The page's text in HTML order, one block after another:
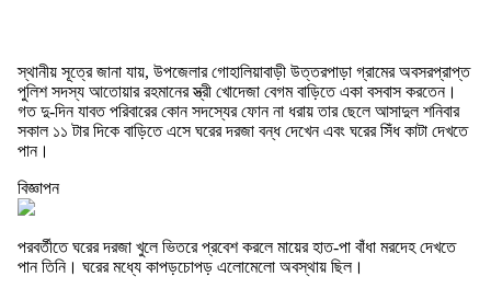
স্থানীয় সূত্রে জানা যায়, উপজেলার গোহালিয়াবাড়ী উত্তরপাড়া গ্রামের অবসরপ্রাপ্ত
পুলিশ সদস্য আতোয়ার রহমানের স্ত্রী খোদেজা বেগম বাড়িতে একা বসবাস করতেন।
গত দু-দিন যাবত পরিবারের কোন সদস্যের ফোন না ধরায় তার ছেলে আসাদুল শনিবার
সকাল ১১ টার দিকে বাড়িতে এসে ঘরের দরজা বন্ধ দেখেন এবং ঘরের সিঁধ কাটা দেখতে
পান।
বিজ্ঞাপন
পরবর্তীতে ঘরের দরজা খুলে ভিতরে প্রবেশ করলে মায়ের হাত-পা বাঁধা মরদেহ দেখতে
পান তিনি। ঘরের মধ্যে কাপড়চোপড় এলোমেলো অবস্থায় ছিল।